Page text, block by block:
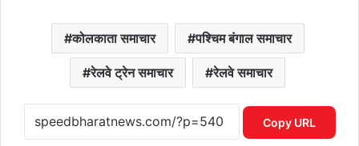
कोलकाता समाचार पश्चिम बंगाल समाचार
रेलवे ट्रेन समाचार रेलवे समाचार
Copy URL